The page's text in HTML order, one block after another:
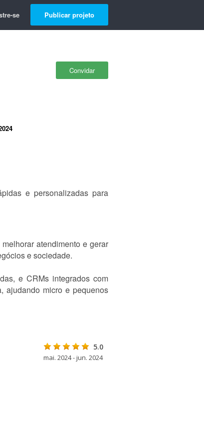
se Publicar projeto
Convidar
e personalizadas para
atendimento e gerar
e sociedade.
e CRMs integrados com
ajudando micro e pequenos
5.0
mai. 2024 - jun. 2024